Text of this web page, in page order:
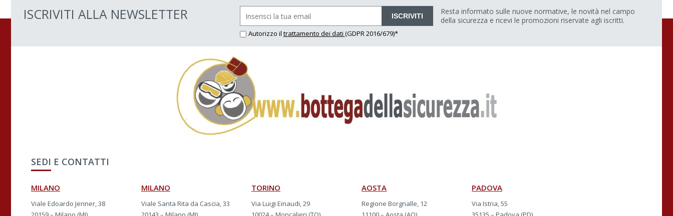
ISCRIVITI ALLA NEWSLETTER ISCRIVITI
Autorizzo il trattamento dei dati (GDPR 2016/679)*
Resta informato sulle nuove normative, le novità nel campo
della sicurezza e ricevi le promozioni riservate agli iscritti.
SEDI E CONTATTI
MILANO
Viale Edoardo Jenner, 38
MILANO
Viale Santa Rita da Cascia, 33
TORINO
Via Luigi Einaudi, 29
AOSTA
Regione Borgnalle, 12
PADOVA
Via Istria, 55